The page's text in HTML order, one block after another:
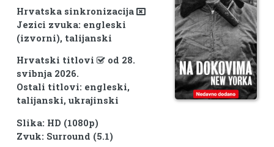
Hrvatska sinkronizacija
Jezici zvuka: engleski
(izvorni), talijanski
Hrvatski titlovi
od 28.
svibnja 2026.
Ostali titlovi: engleski,
talijanski, ukrajinski
Slika: HD (1080p)
Zvuk: Surround (5.1)